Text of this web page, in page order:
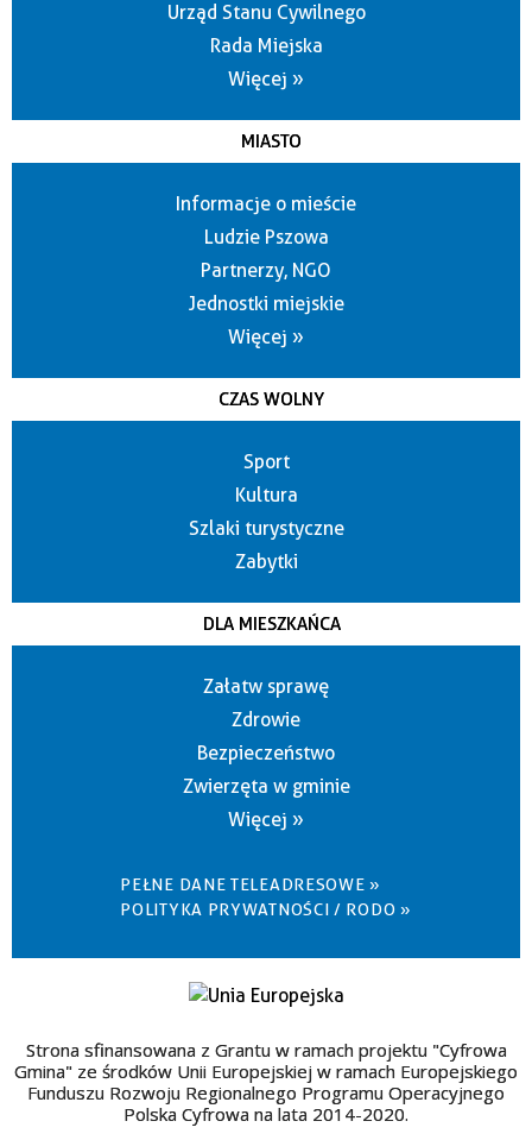
Urząd Stanu Cywilnego
Rada Miejska
Więcej »
MIASTO
Informacje o mieście
Ludzie Pszowa
Partnerzy, NGO
Jednostki miejskie
Więcej »
CZAS WOLNY
Sport
Kultura
Szlaki turystyczne
Zabytki
DLA MIESZKAŃCA
Załatw sprawę
Zdrowie
Bezpieczeństwo
Zwierzęta w gminie
Więcej »
PEŁNE DANE TELEADRESOWE »
POLITYKA PRYWATNOŚCI / RODO »
Strona sfinansowana z Grantu w ramach projektu "Cyfrowa
Gmina" ze środków Unii Europejskiej w ramach Europejskiego
Funduszu Rozwoju Regionalnego Programu Operacyjnego
Polska Cyfrowa na lata 2014-2020.